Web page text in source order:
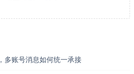
多账号消息如何统一承接